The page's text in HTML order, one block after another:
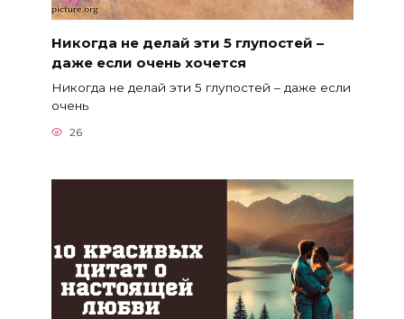
Никогда не делай эти 5 глупостей –
даже если очень хочется
Никогда не делай эти 5 глупостей – даже если
очень
26